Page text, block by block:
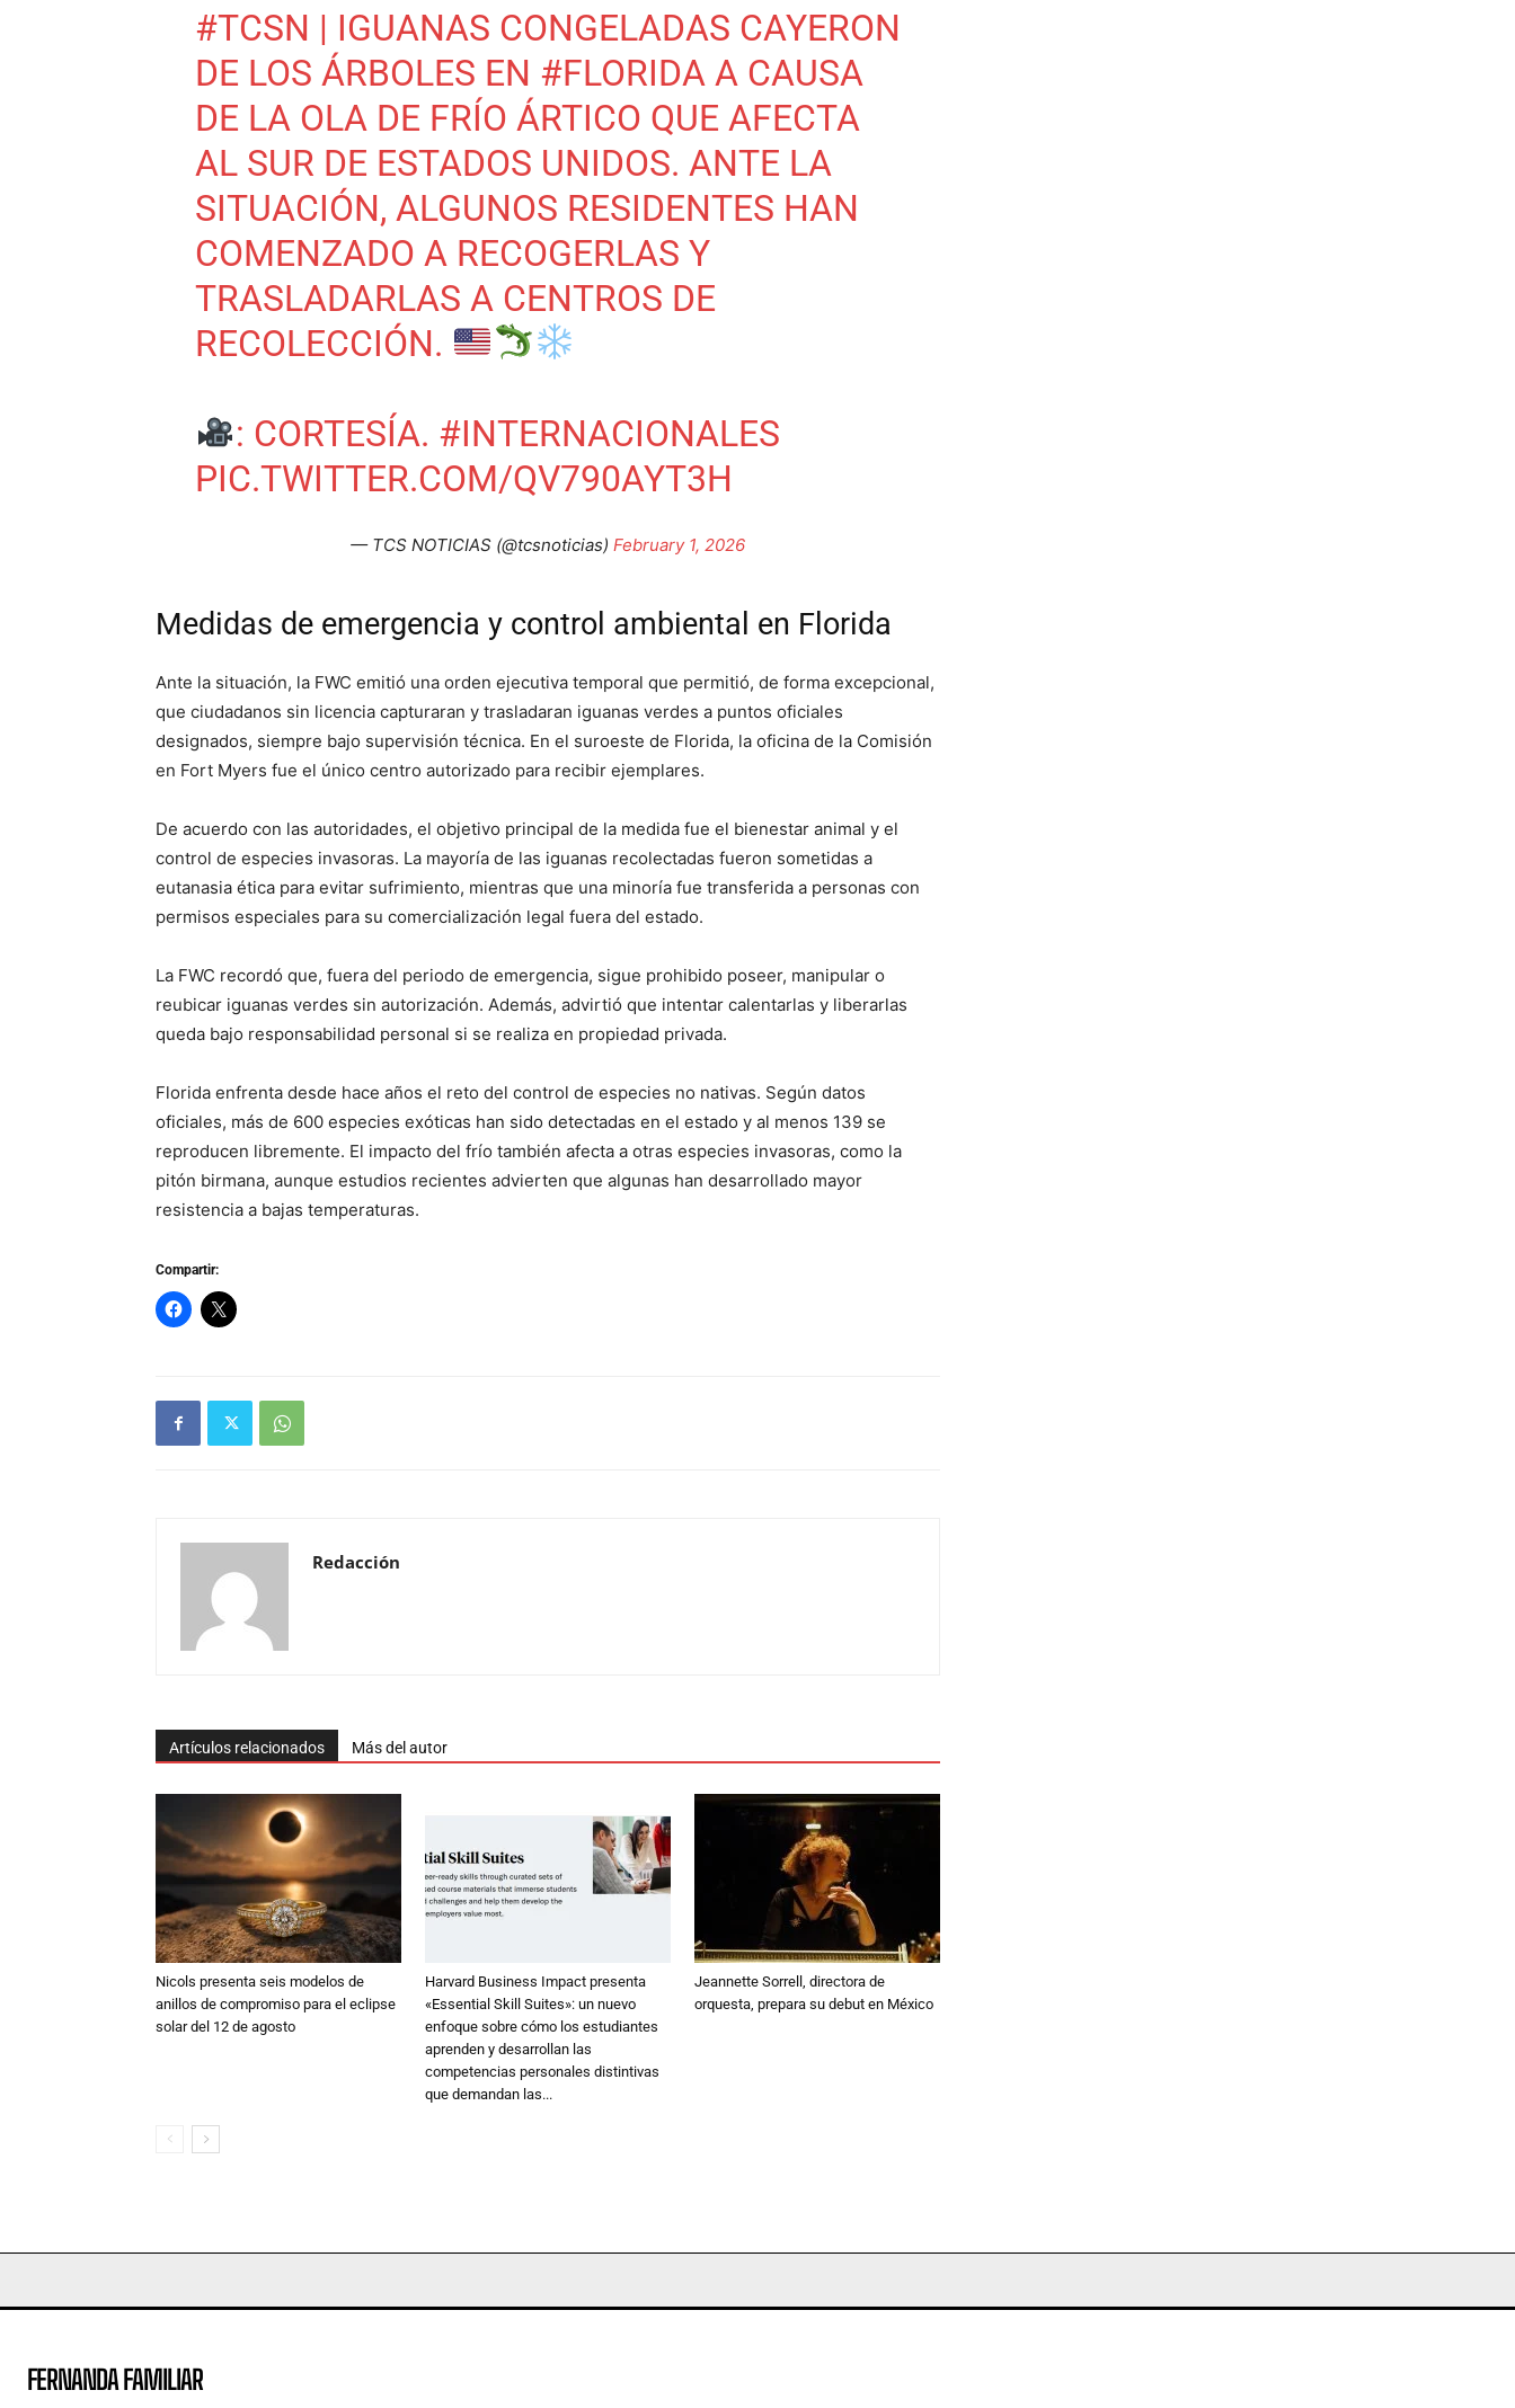
#TCSN | IGUANAS CONGELADAS CAYERON
DE LOS ÁRBOLES EN #FLORIDAA CAUSA
DE LA OLA DE FRÍO ÁRTICO QUE AFECTA
AL SUR DE ESTADOS UNIDOS. ANTE LA
SITUACIÓN, ALGUNOS RESIDENTES HAN
COMENZADO A RECOGERLAS Y
TRASLADARLAS A CENTROS DE
RECOLECCIÓN.
: CORTESÍA. #INTERNACIONALES
PIC.TWITTER.COM/QV790AYT3H
— TCS NOTICIAS (@tcsnoticias) February 1, 2026
Medidas de emergencia y control ambiental en Florida
Ante la situación, la FWC emitió una orden ejecutiva temporal que permitió, de forma excepcional,
que ciudadanos sin licencia capturaran y trasladaran iguanas verdes a puntos oficiales
designados, siempre bajo supervisión técnica. En el suroeste de Florida, la oficina de la Comisión
en Fort Myers fue el único centro autorizado para recibir ejemplares.
De acuerdo con las autoridades, el objetivo principal de la medida fue el bienestar animal y el
control de especies invasoras. La mayoría de las iguanas recolectadas fueron sometidas a
eutanasia ética para evitar sufrimiento, mientras que una minoría fue transferida a personas con
permisos especiales para su comercialización legal fuera del estado.
La FWC recordó que, fuera del periodo de emergencia, sigue prohibido poseer, manipular o
reubicar iguanas verdes sin autorización. Además, advirtió que intentar calentarlas y liberarlas
queda bajo responsabilidad personal si se realiza en propiedad privada.
Florida enfrenta desde hace años el reto del control de especies no nativas. Según datos
oficiales, más de 600 especies exóticas han sido detectadas en el estado y al menos 139 se
reproducen libremente. El impacto del frío también afecta a otras especies invasoras, como la
pitón birmana, aunque estudios recientes advierten que algunas han desarrollado mayor
resistencia a bajas temperaturas.
Compartir:
Redacción
Artículos relacionados Más del autor
Nicols presenta seis modelos de
anillos de compromiso para el eclipse
solar del 12 de agosto
Harvard Business Impact presenta
«Essential Skill Suites»: un nuevo
enfoque sobre cómo los estudiantes
aprenden y desarrollan las
competencias personales distintivas
que demandan las...
Jeannette Sorrell, directora de
orquesta, prepara su debut en México
FERNANDA FAMILIAR